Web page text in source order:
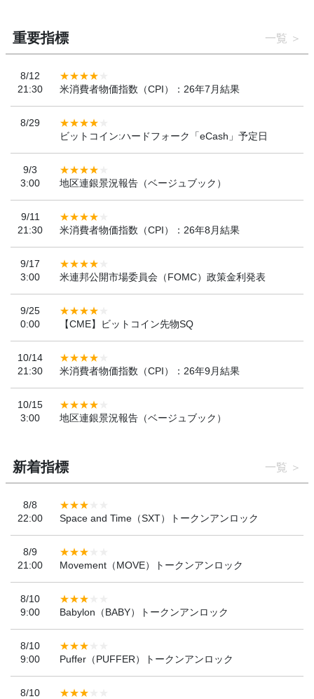
重要指標 一覧
8/12
21:30
米消費者物価指数（CPI）：26年7月結果
8/29
ビットコイン:ハードフォーク「eCash」予定日
9/3
3:00
地区連銀景況報告（ベージュブック）
9/11
21:30
米消費者物価指数（CPI）：26年8月結果
9/17
3:00
米連邦公開市場委員会（FOMC）政策金利発表
9/25
0:00
【CME】ビットコイン先物SQ
10/14
21:30
米消費者物価指数（CPI）：26年9月結果
10/15
3:00
地区連銀景況報告（ベージュブック）
新着指標 一覧
8/8
22:00
Space and Time（SXT）トークンアンロック
8/9
21:00
Movement（MOVE）トークンアンロック
8/10
9:00
Babylon（BABY）トークンアンロック
8/10
9:00
Puffer（PUFFER）トークンアンロック
8/10